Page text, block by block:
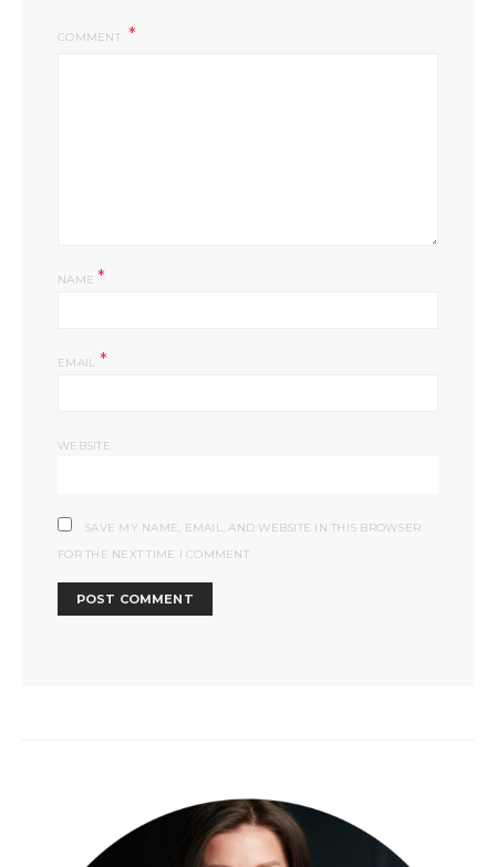
COMMENT
NAME*
EMAIL *
WEBSITE
SAVE MY NAME, EMAIL, AND WEBSITE IN THIS BROWSER
FOR THE NEXT TIME I COMMENT.